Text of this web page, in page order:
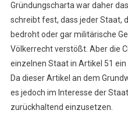
Gründungscharta war daher
schreibt fest, dass jeder Staat,
bedroht oder gar militärische
Völkerrecht verstößt. Aber die
einzelnen Staat in Artikel 51
Da dieser Artikel an dem
es jedoch im Interesse der
zurückhaltend einzusetzen.